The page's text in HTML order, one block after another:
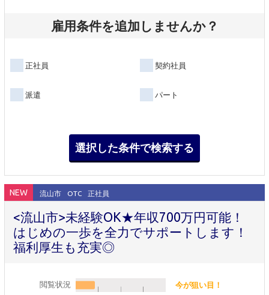
雇用条件を追加しませんか？
正社員 契約社員
派遣 パート
NEW 流山市 OTC 正社員
<流山市>未経験OK★年収700万円可能！
はじめの一歩を全力でサポートします！
福利厚生も充実◎
閲覧状況 今が狙い目！